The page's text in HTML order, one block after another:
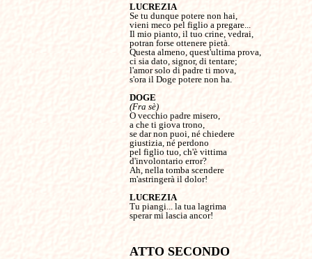
LUCREZIA
Se tu dunque potere non hai,
vieni meco pel figlio a pregare...
Il mio pianto, il tuo crine, vedrai,
potran forse ottenere pietà.
Questa almeno, quest'ultima prova,
ci sia dato, signor, di tentare;
l'amor solo di padre ti mova,
s'ora il Doge potere non ha.
(Fra sè)
O vecchio padre misero,
a che ti giova trono,
se dar non puoi, né chiedere
giustizia, né perdono
pel figlio tuo, ch'è vittima
d'involontario error?
Ah, nella tomba scendere
m'astringerà il dolor!
LUCREZIA
Tu piangi... la tua lagrima
ATTO SECONDO